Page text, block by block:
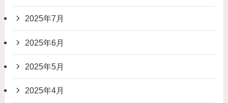
2025年7月
2025年6月
2025年5月
2025年4月